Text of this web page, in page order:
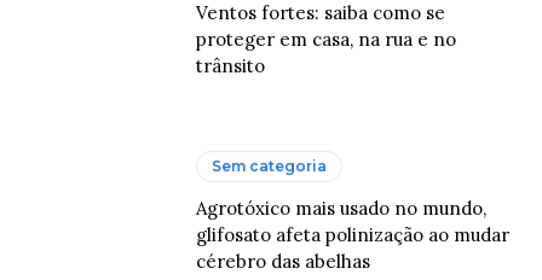
Ventos fortes: saiba como se
proteger em casa, na rua e no
trânsito
Sem categoria
Agrotóxico mais usado no mundo,
glifosato afeta polinização ao mudar
cérebro das abelhas